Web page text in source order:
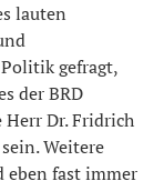
lauten
gefragt,
der BRD
Herr Dr. Fridrich
Weitere
eben fast immer